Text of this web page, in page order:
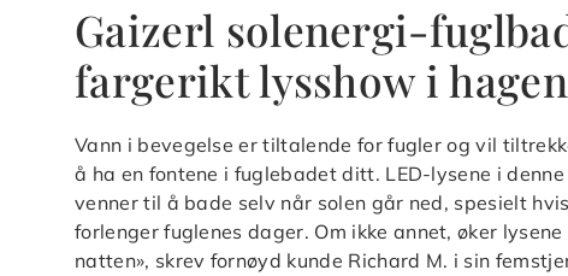
Gaizerl solenergi-
fargerikt lysshow i
Vann i bevegelse er tiltalende for fugler og vil
å ha en fontene i fuglebadet ditt. LED-lysene i
venner til å bade selv når solen går ned, spesielt
forlenger fuglenes dager. Om ikke annet, øker
natten», skrev fornøyd kunde Richard M. i sin